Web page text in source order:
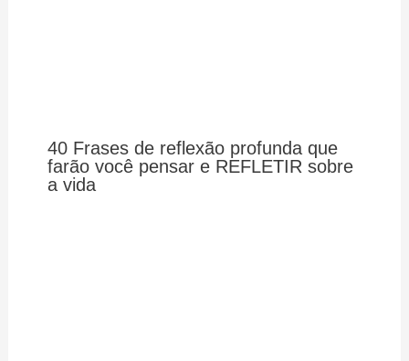
40 Frases de reflexão profunda que
farão você pensar e REFLETIR sobre
a vida